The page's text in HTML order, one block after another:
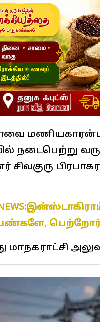
நடைபெற்று
சிவகுரு